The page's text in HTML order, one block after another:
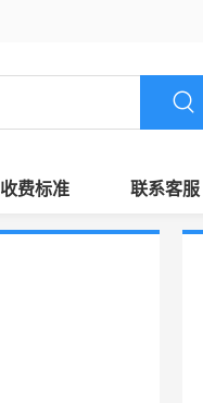
收费标准 联系客服